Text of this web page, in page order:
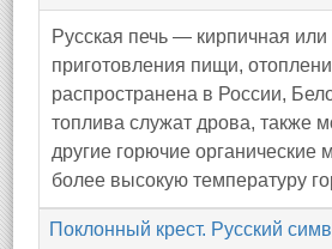
Русская печь — кирпичная
приготовления пищи,
распространена в России,
топлива служат дрова, также
другие горючие
более высокую температуру
Поклонный крест. Русский